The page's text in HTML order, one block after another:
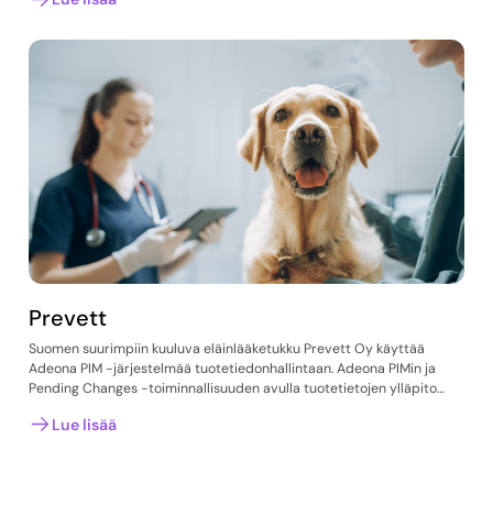
Prevett
Suomen suurimpiin kuuluva eläinlääketukku Prevett Oy käyttää
Adeona PIM -järjestelmää tuotetiedonhallintaan. Adeona PIMin ja
Pending Changes -toiminnallisuuden avulla tuotetietojen ylläpito…
Lue lisää